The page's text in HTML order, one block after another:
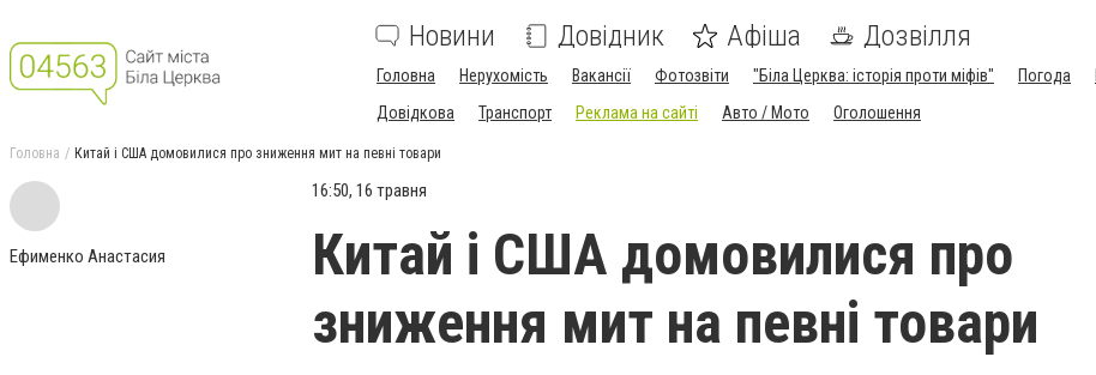
Новини Довідник Афіша Дозвілля
Головна Нерухомість Вакансії Фотозвіти "Біла Церква: історія проти міфів" Погода
Довідкова
Транспорт Реклама на сайті Авто / Мото Оголошення
Головна Китай і США домовилися про зниження мит на певні товари
Ефименко Анастасия
16:50, 16 травня
Китай і США домовилися про
зниження мит на певні товари